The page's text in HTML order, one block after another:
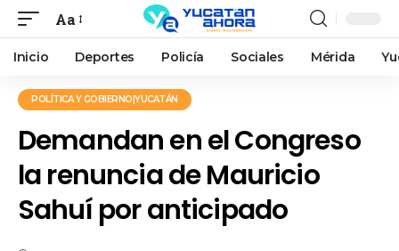
Aa
Inicio Deportes Policía Sociales Mérida
POLÍTICA Y GOBIERNO|YUCATÁN
Demandan en el Congreso
la renuncia de Mauricio
Sahuí por anticipado